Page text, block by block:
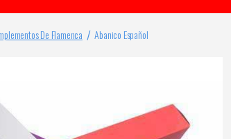
De Flamenca Abanico Español